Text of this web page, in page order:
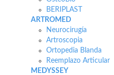
BERIPLAST
ARTROMED
Neurocirugía
Artroscopia
Ortopedia Blanda
Reemplazo Articular
MEDYSSEY